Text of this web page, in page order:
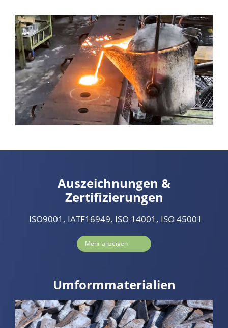
Auszeichnungen &
Zertifizierungen
ISO9001 IATF16949 ISO 14001 ISO 45001
Mehr anzeigen
Umformmaterialien